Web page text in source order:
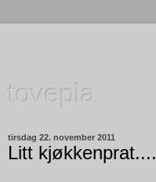
tovepia
tirsdag 22. november 2011
Litt kjøkkenprat....